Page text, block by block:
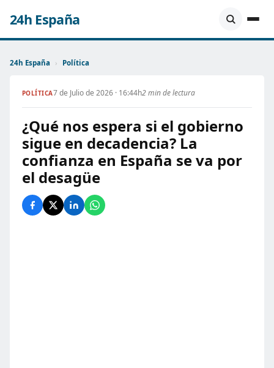
24h España
24h España › Política
POLÍTICA7 de Julio de 2026 · 16:44h2 min de lectura
¿Qué nos espera si el gobierno
sigue en decadencia? La
confianza en España se va por
el desagüe